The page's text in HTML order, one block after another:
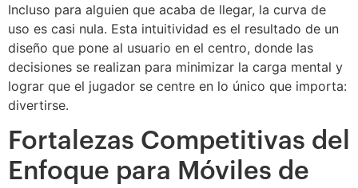
Incluso para alguien que acaba de llegar, la curva de
uso es casi nula. Esta intuitividad es el resultado de un
diseño que pone al usuario en el centro, donde las
decisiones se realizan para minimizar la carga mental y
lograr que el jugador se centre en lo único que importa:
divertirse.
Fortalezas Competitivas del
Enfoque para Móviles de